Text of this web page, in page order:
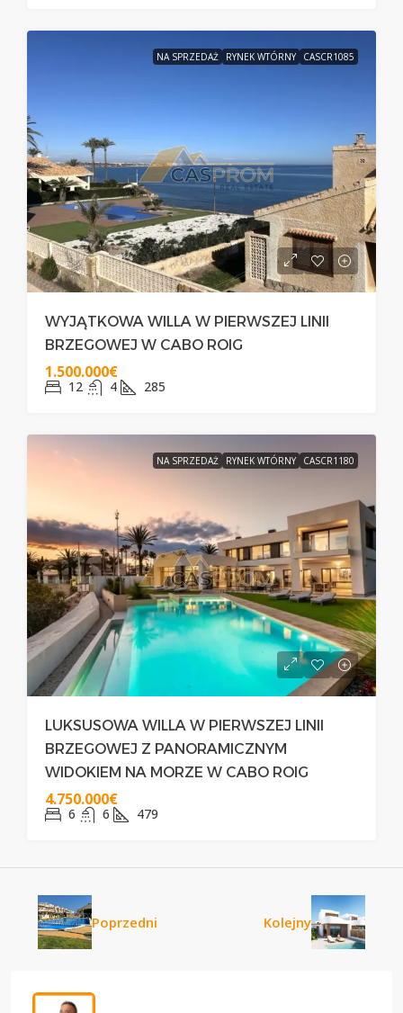
NA SPRZEDAŻ RYNEK WTÓRNY CASCR1085
WYJĄTKOWA WILLA W PIERWSZEJ LINII
BRZEGOWEJ W CABO ROIG
1.500.000€
12 4 285
NA SPRZEDAŻ RYNEK WTÓRNY CASCR1180
LUKSUSOWA WILLA W PIERWSZEJ LINII
BRZEGOWEJ Z PANORAMICZNYM
WIDOKIEM NA MORZE W CABO ROIG
4.750.000€
6 6 479
Poprzedni Kolejny